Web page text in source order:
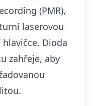
(PMR),
laserovou
Dioda
zahřeje, aby